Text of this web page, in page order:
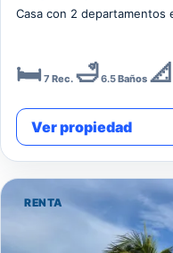
Casa con 2 departamentos
🛏️ 7 Rec. 🛁6.5Baños 📐
Ver propiedad
RENTA